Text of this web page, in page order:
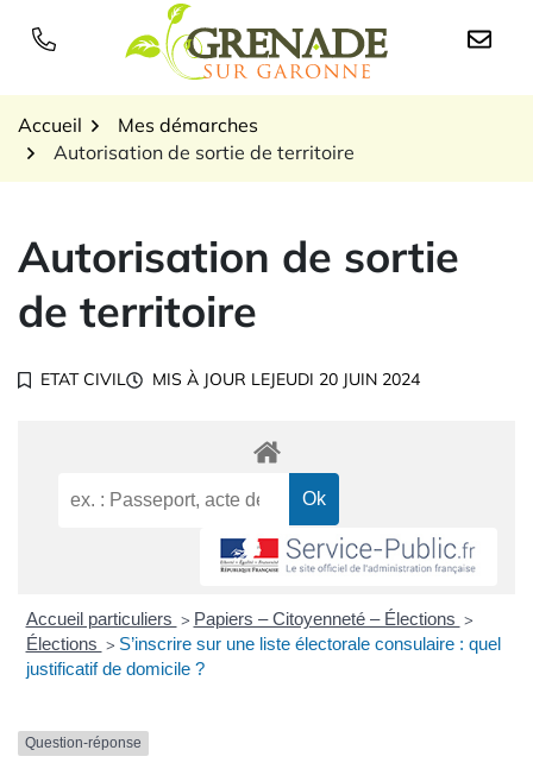
Logo Grenade sur
Accueil
Mes démarches
Autorisation de sortie de territoire
Autorisation de sortie
de territoire
ETAT CIVIL MIS À JOUR LEJEUDI 20 JUIN 2024
Accueil particuliers > Papiers – Citoyenneté – Élections >
Élections > S’inscrire sur une liste électorale consulaire : quel
justificatif de domicile ?
Question-réponse